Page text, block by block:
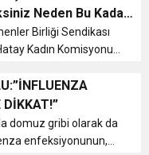
yönelik önemli
daha hayata
Neden Bu Kadar
Koydunuz ki
Birliği Sendikası
Kadın Komisyonu ,
DİKKAT!”
domuz gribi olarak da
enfeksiyonunun,